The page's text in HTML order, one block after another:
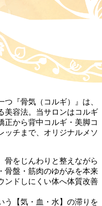
『骨気（コルギ）』は、
美容法。当サロンはコルギ
正から背中コルギ・美脚コ
ッチまで、オリジナルメソ
骨をじんわりと整えながら
骨盤・筋肉のゆがみを本来
ンドしにくい体へ体質改善
う【気・血・水】の滞りを